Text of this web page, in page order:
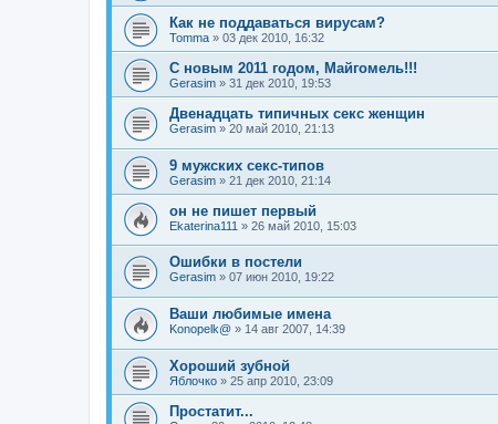
Как не поддаваться вирусам?
Tomma » 03 дек 2010, 16:32
С новым 2011 годом, Майгомель!!!
Gerasim » 31 дек 2010, 19:53
Двенадцать типичных секс женщин
Gerasim » 20 май 2010, 21:13
9 мужских секс-типов
Gerasim » 21 дек 2010, 21:14
он не пишет первый
Ekaterina111 » 26 май 2010, 15:03
Ошибки в постели
Gerasim » 07 июн 2010, 19:22
Ваши любимые имена
Konopelk@ » 14 авг 2007, 14:39
Хороший зубной
Яблочко » 25 апр 2010, 23:09
Простатит...